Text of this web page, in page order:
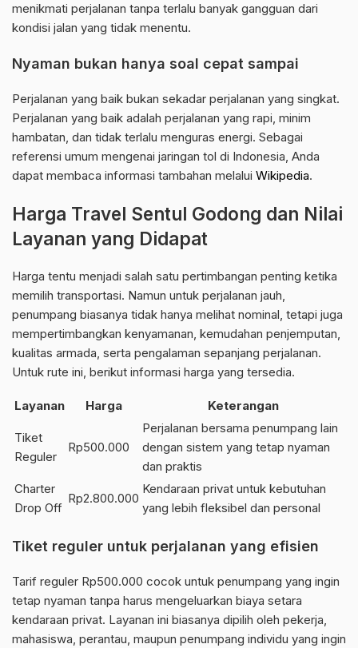
menikmati perjalanan tanpa terlalu banyak gangguan dari
kondisi jalan yang tidak menentu.
Nyaman bukan hanya soal cepat sampai
Perjalanan yang baik bukan sekadar perjalanan yang singkat.
Perjalanan yang baik adalah perjalanan yang rapi, minim
hambatan, dan tidak terlalu menguras energi. Sebagai
referensi umum mengenai jaringan tol di Indonesia, Anda
dapat membaca informasi tambahan melalui Wikipedia.
Harga Travel Sentul Godong dan Nilai
Layanan yang Didapat
Harga tentu menjadi salah satu pertimbangan penting ketika
memilih transportasi. Namun untuk perjalanan jauh,
penumpang biasanya tidak hanya melihat nominal, tetapi juga
mempertimbangkan kenyamanan, kemudahan penjemputan,
kualitas armada, serta pengalaman sepanjang perjalanan.
Untuk rute ini, berikut informasi harga yang tersedia.
Layanan Harga Keterangan
Tiket
Reguler
Rp500.000
Perjalanan bersama penumpang lain
dengan sistem yang tetap nyaman
dan praktis
Charter
Drop Off
Rp2.800.000
Kendaraan privat untuk kebutuhan
yang lebih fleksibel dan personal
Tiket reguler untuk perjalanan yang efisien
Tarif reguler Rp500.000 cocok untuk penumpang yang ingin
tetap nyaman tanpa harus mengeluarkan biaya setara
kendaraan privat. Layanan ini biasanya dipilih oleh pekerja,
mahasiswa, perantau, maupun penumpang individu yang ingin